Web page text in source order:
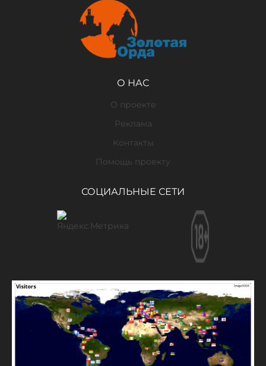
О НАС
О проекте
Реклама
Контакты
Помощь проекту
СОЦИАЛЬНЫЕ СЕТИ